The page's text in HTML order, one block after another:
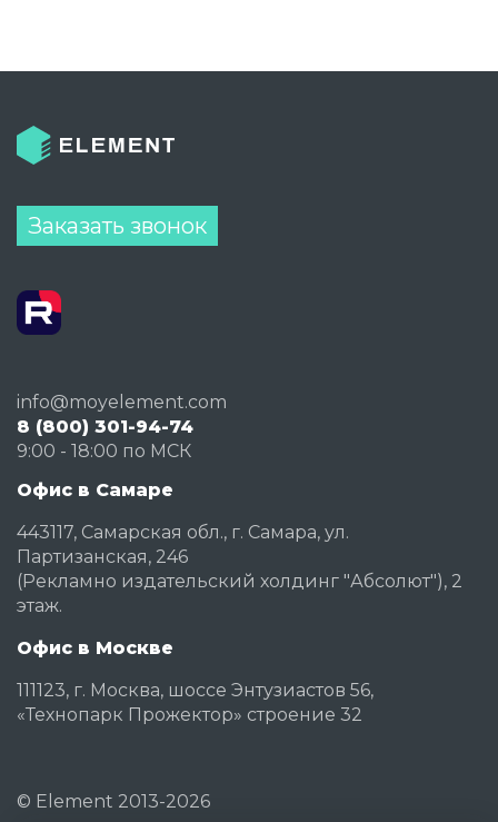
Заказать звонок
info@moyelement.com
8 (800) 301-94-74
9:00 - 18:00 по МСК
Офис в Самаре
443117, Самарская обл., г. Самара, ул.
Партизанская, 246
(Рекламно издательский холдинг "Абсолют"), 2
этаж.
Офис в Москве
111123, г. Москва, шоссе Энтузиастов 56,
«Технопарк Прожектор» строение 32
© Element 2013-2026